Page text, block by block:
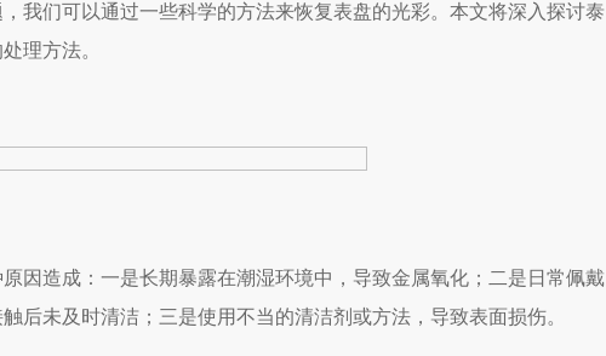
我们可以通过一些科学的方法来恢复表盘的光彩。本文将深入探讨泰
理方法。
造成：一是长期暴露在潮湿环境中，导致金属氧化；二是日常佩戴
后未及时清洁；三是使用不当的清洁剂或方法，导致表面损伤。